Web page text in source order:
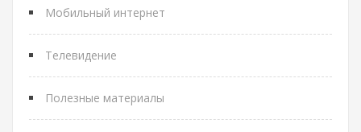
Мобильный интернет
Телевидение
Полезные материалы